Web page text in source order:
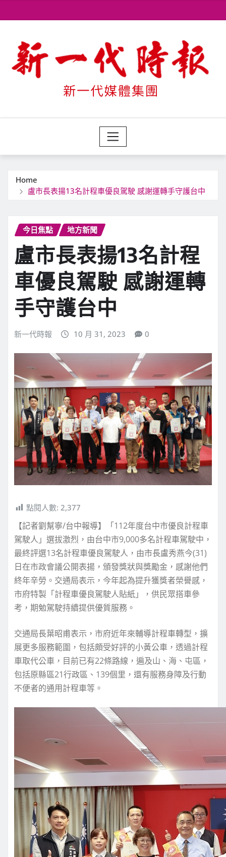
to
Home
盧市長表揚13名計程車優良駕駛 感謝運轉手守護台中
今日焦點 地方新聞
盧市長表揚13名計程
車優良駕駛 感謝運轉
手守護台中
新一代時報 10 月 31, 2023 0
點閱人數: 2,377
【記者劉幫寧/台中報導】「112年度台中市優良計程車
駕駛人」選拔激烈，由台中市9,000多名計程車駕駛中，
最終評選13名計程車優良駕駛人，由市長盧秀燕今(31)
日在市政會議公開表揚，頒發獎狀與獎勵金，感謝他們
終年辛勞。交通局表示，今年起為提升獲獎者榮譽感，
市府特製「計程車優良駕駛人貼紙」，供民眾搭車參
考，期勉駕駛持續提供優質服務。
交通局長葉昭甫表示，市府近年來輔導計程車轉型，擴
展更多服務範圍，包括頗受好評的小黃公車，透過計程
車取代公車，目前已有22條路線，遍及山、海、屯區，
包括原縣區21行政區、139個里，還有服務身障及行動
不便者的通用計程車等。